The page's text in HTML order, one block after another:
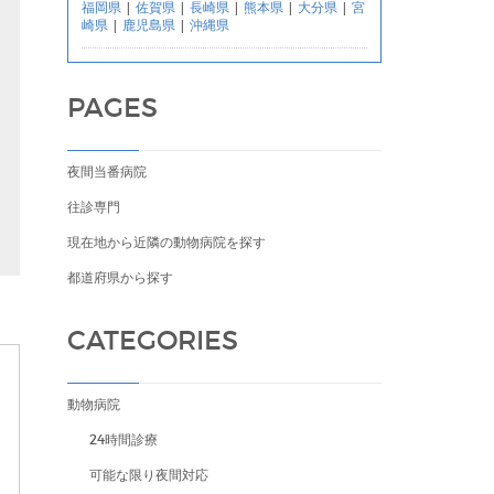
福岡県 | 佐賀県 | 長崎県 | 熊本県 | 大分県 | 宮
崎県 | 鹿児島県 | 沖縄県
PAGES
夜間当番病院
往診専門
現在地から近隣の動物病院を探す
都道府県から探す
CATEGORIES
動物病院
24時間診療
可能な限り夜間対応